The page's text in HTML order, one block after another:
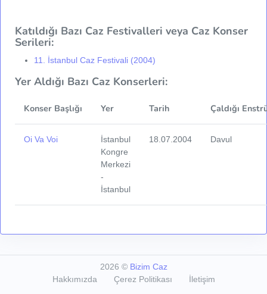
Katıldığı Bazı Caz Festivalleri veya Caz Konser
Serileri:
11. İstanbul Caz Festivali (2004)
Yer Aldığı Bazı Caz Konserleri:
Konser Başlığı Yer Tarih Çaldığı
Oi Va Voi
İstanbul
Kongre
Merkezi
-
İstanbul
18.07.2004 Davul
2026 © Bizim Caz
Hakkımızda
Çerez Politikası İletişim